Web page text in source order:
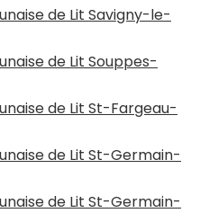
de Lit Savigny-le-
de Lit Souppes-
de Lit St-Fargeau-
de Lit St-Germain-
de Lit St-Germain-